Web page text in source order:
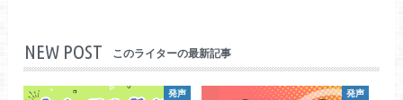
NEW POST このライターの最新記事
発声 発声